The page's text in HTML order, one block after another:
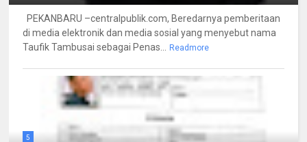
PEKANBARU –centralpublik.com, Beredarnya pemberitaan
di media elektronik dan media sosial yang menyebut nama
Taufik Tambusai sebagai Penas...
Readmore
5